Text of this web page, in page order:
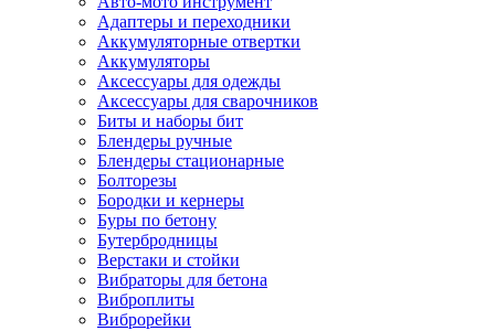
Адаптеры и переходники
Аккумуляторные отвертки
Аккумуляторы
Аксессуары для одежды
Аксессуары для сварочников
Биты и наборы бит
Блендеры ручные
Блендеры стационарные
Болторезы
Бородки и кернеры
Буры по бетону
Бутербродницы
Верстаки и стойки
Вибраторы для бетона
Виброплиты
Виброрейки